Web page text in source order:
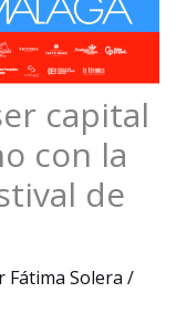
capital
con la
de
Fátima Solera /